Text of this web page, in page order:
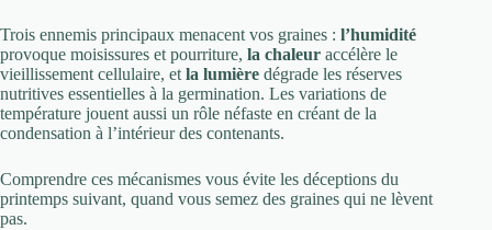
Trois ennemis principaux menacent vos graines : l’humidité
provoque moisissures et pourriture, la chaleur accélère le
vieillissement cellulaire, et la lumière dégrade les réserves
nutritives essentielles à la germination. Les variations de
température jouent aussi un rôle néfaste en créant de la
condensation à l’intérieur des contenants.
Comprendre ces mécanismes vous évite les déceptions du
printemps suivant, quand vous semez des graines qui ne lèvent
pas.